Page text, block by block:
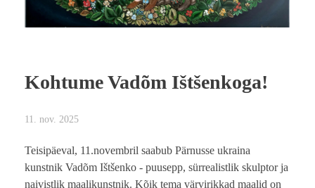
Kohtume Vadõm Ištšenkoga!
11. nov. 2025
Teisipäeval, 11.novembril saabub Pärnusse ukraina
kunstnik Vadõm Ištšenko - puusepp, sürrealistlik skulptor ja
naivistlik maalikunstnik. Kõik tema värvirikkad maalid on